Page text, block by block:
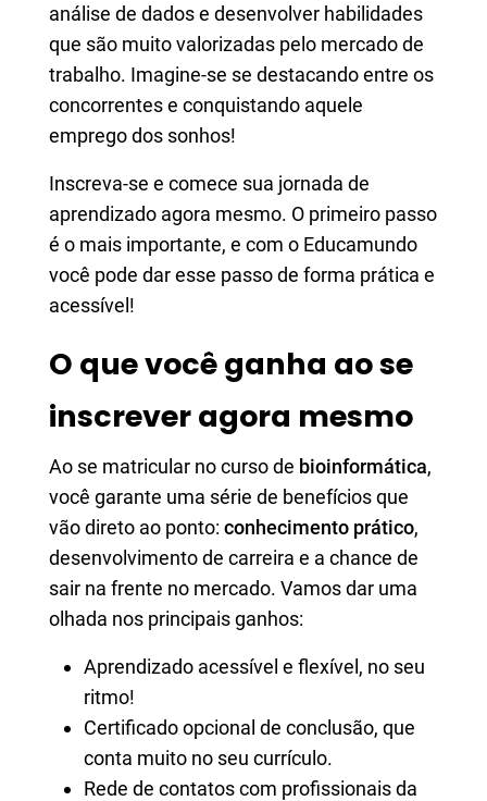
análise de dados e desenvolver habilidades
que são muito valorizadas pelo mercado de
trabalho. Imagine-se se destacando entre os
concorrentes e conquistando aquele
emprego dos sonhos!
Inscreva-se e comece sua jornada de
aprendizado agora mesmo. O primeiro passo
é o mais importante, e com o Educamundo
você pode dar esse passo de forma prática e
acessível!
O que você ganha ao se
inscrever agora mesmo
Ao se matricular no curso de bioinformática,
você garante uma série de benefícios que
vão direto ao ponto: conhecimento prático,
desenvolvimento de carreira e a chance de
sair na frente no mercado. Vamos dar uma
olhada nos principais ganhos:
Aprendizado acessível e flexível, no seu
ritmo!
Certificado opcional de conclusão, que
conta muito no seu currículo.
Rede de contatos com profissionais da